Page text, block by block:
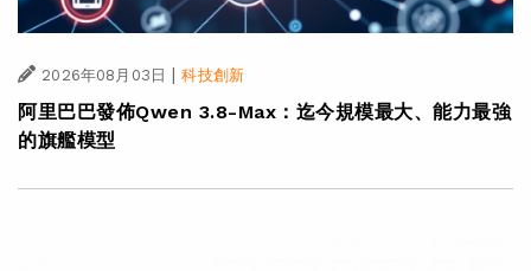
2026年08月03日 | 科技創新
阿里巴巴發佈Qwen 3.8-Max：迄今規模最大、能力最強
的旗艦模型